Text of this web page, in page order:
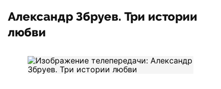
Александр Збруев. Три истории
любви